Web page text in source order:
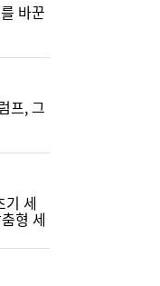
수
바꾼
프, 그
기 세
형 세